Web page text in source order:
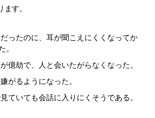
す。
ったのに、耳が聞こえにくくなってか
。
億劫で、人と会いたがらなくなった。
がるようになった。
ていても会話に入りにくそうである。